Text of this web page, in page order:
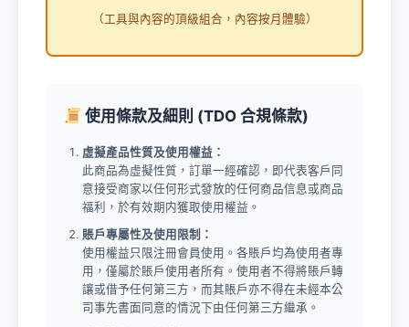
（工具與內容的頂級組合，內容按月體驗）
使用條款及細則 (TDO 合規條款)
虛擬產品性質及使用權益：
此商品為虛擬性質，訂單一經確認，即代表客戶同
意接受商家以任何形式發放的任何商品信息或商品
福利，於有效期内獲取使用權益。
賬戶專屬性及使用限制：
使用權益只限注冊會員使用。各賬戶均為使用者專
用，僅屬於賬戶使用者所有。使用者不得將賬戶轉
讓或借予任何第三方，而其賬戶亦不得在未經本公
司事先書面同意的情況下由任何第三方繼承。